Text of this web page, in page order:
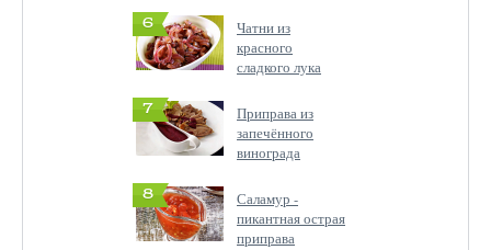
6
Чатни из
красного
сладкого лука
7
Приправа из
запечённого
винограда
8
Саламур -
пикантная острая
приправа